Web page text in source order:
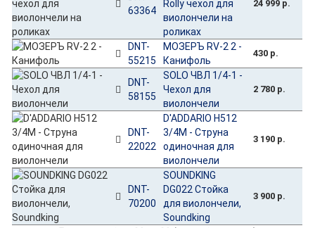
63364
Rolly чехол для
виолончели на
роликах
24 999 р.
DNT-
55215
МОЗЕРЪ RV-2 2 -
Канифоль
430 р.
DNT-
58155
SOLO ЧВЛ 1/4-1 -
Чехол для
виолончели
2 780 р.
DNT-
22022
D'ADDARIO H512
3/4M - Струна
одиночная для
виолончели
3 190 р.
DNT-
70200
SOUNDKING
DG022 Стойка
для виолончели,
Soundking
3 900 р.